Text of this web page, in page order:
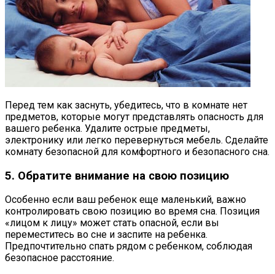
Перед тем как заснуть, убедитесь, что в комнате нет
предметов, которые могут представлять опасность для
вашего ребенка. Удалите острые предметы,
электронику или легко перевернуться мебель. Сделайте
комнату безопасной для комфортного и безопасного сна.
5. Обратите внимание на свою позицию
Особенно если ваш ребенок еще маленький, важно
контролировать свою позицию во время сна. Позиция
«лицом к лицу» может стать опасной, если вы
переместитесь во сне и заспите на ребенка.
Предпочтительно спать рядом с ребенком, соблюдая
безопасное расстояние.